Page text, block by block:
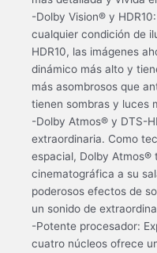
-Dolby Vision® y
cualquier condición de
HDR10, las imágenes
dinámico más alto y
más asombrosos que
tienen sombras y luces
-Dolby Atmos® y DTS-
extraordinaria. Como
espacial, Dolby Atmos®
cinematográfica a su
poderosos efectos de
un sonido de
-Potente procesador:
cuatro núcleos ofrece